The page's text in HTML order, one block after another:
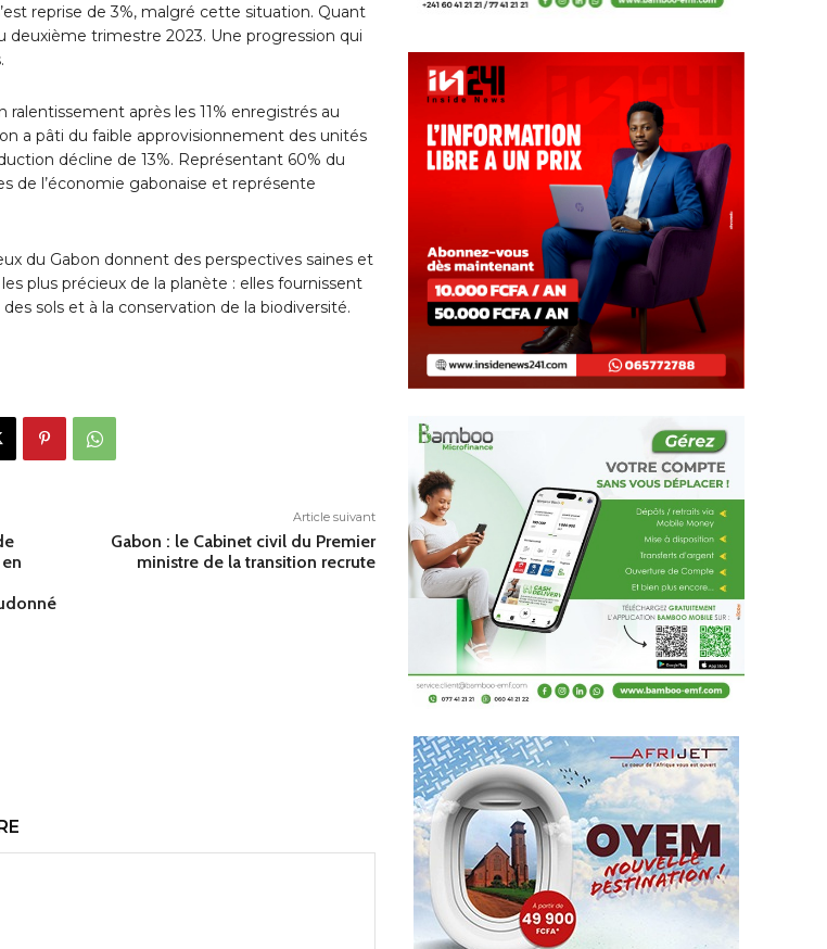
reprise de 3%, malgré cette situation. Quant
deuxième trimestre 2023. Une progression qui
après les 11% enregistrés au
a pâti du faible approvisionnement des unités
décline de 13%. Représentant 60% du
de l’économie gabonaise et représente
du Gabon donnent des perspectives saines et
plus précieux de la planète : elles fournissent
sols et à la conservation de la biodiversité.
Article suivant
Gabon : le Cabinet civil du Premier
ministre de la transition recrute